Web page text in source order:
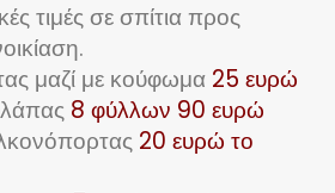
τιμές σε σπίτια προς
μαζί με κούφωμα 25 ευρώ
8 φύλλων 90 ευρώ
20 ευρώ το